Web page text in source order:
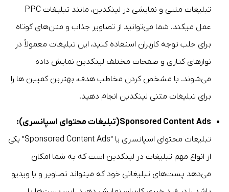
تبلیغات متنی و نمایشی در لینکدین، مانند تبلیغات PPC
عمل میکند. شما می‌توانید از تصاویر جذاب و متن‌های کوتاه
برای جلب توجه کاربران استفاده کنید، این تبلیغات معمولاً در
نوارهای کناری و صفحات مختلف لینکدین نمایش داده
می‌شوند. با مشخص کردن مخاطب هدف، بهترین کمپین ها را
برای تبلیغات متنی لینکدین انجام دهید.
Sponsored Content Ads(تبلیغات محتوای اسپانسری):
تبلیغات محتوای اسپانسری یا “Sponsored Content Ads” یکی
از انواع مهم تبلیغات در لینکدین است که به شما امکان
می‌دهد پست‌های تبلیغاتی خود که میتواند تصاویر و یا ویدیو